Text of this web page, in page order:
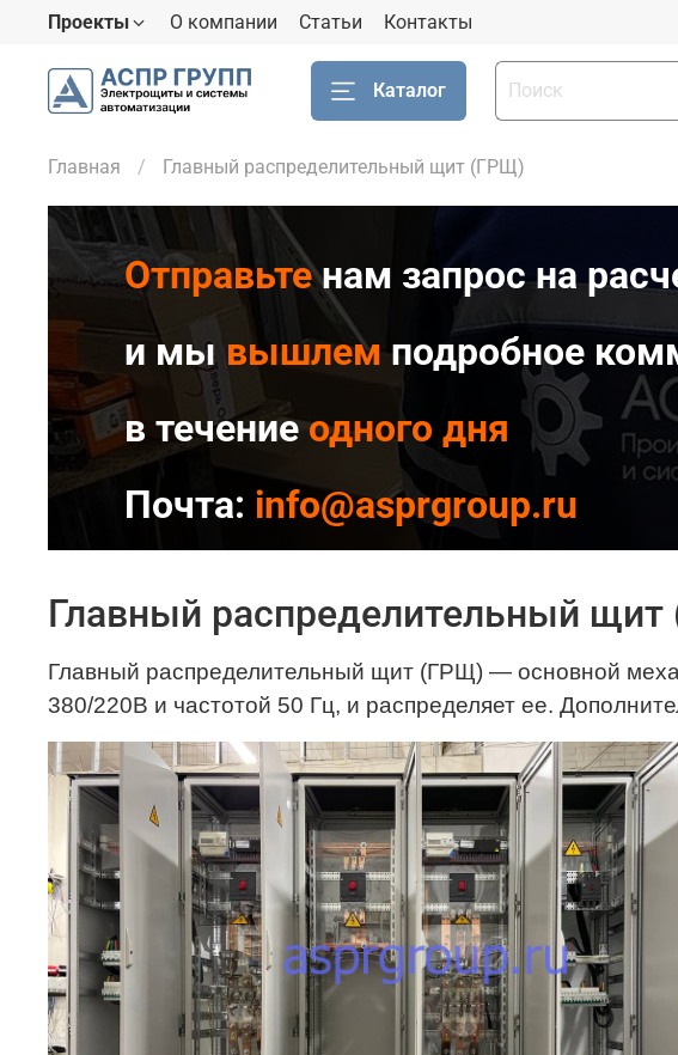
Проекты О компании Статьи Контакты
Каталог
Главная Главный распределительный щит (ГРЩ)
Отправьтенам запрос на
и мы вышлемподробное
в течениеодного дня
Почта: info@asprgroup.ru
Главный распределительный
Главный распределительный щит (ГРЩ) — основной
380/220В и частотой 50 Гц, и распределяет ее.